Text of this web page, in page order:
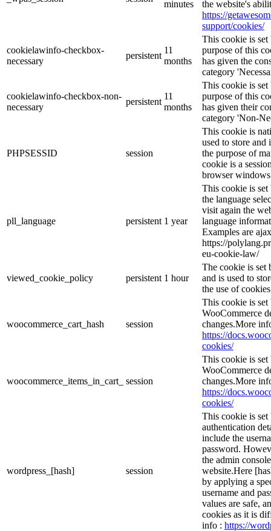
minutes
the website's
https://
support/cookies/
cookielawinfo-checkbox-
necessary
persistent
11
months
This cookie is
purpose of this
has given the
category
cookielawinfo-checkbox-non-
necessary
persistent
11
months
This cookie is
purpose of this
has given their
category 'Non-
PHPSESSID session
This cookie is
used to store
the purpose of
cookie is a
browser
pll_language persistent 1 year
This cookie is set
the language
visit again the
language
Examples are
https://
eu-cookie-law/
viewed_cookie_policy persistent 1 hour
The cookie is set
and is used to
the use of
woocommerce_cart_hash session
This cookie is set
WooCommerce
changes.More
https://
cookies/
woocommerce_items_in_cart_ session
This cookie is set
WooCommerce
changes.More
https://
cookies/
wordpress_[hash] session
This cookie is set
authentication
include the
password.
the admin
website.Here
by applying a
username and
values are safe,
cookies as it is
info : https://